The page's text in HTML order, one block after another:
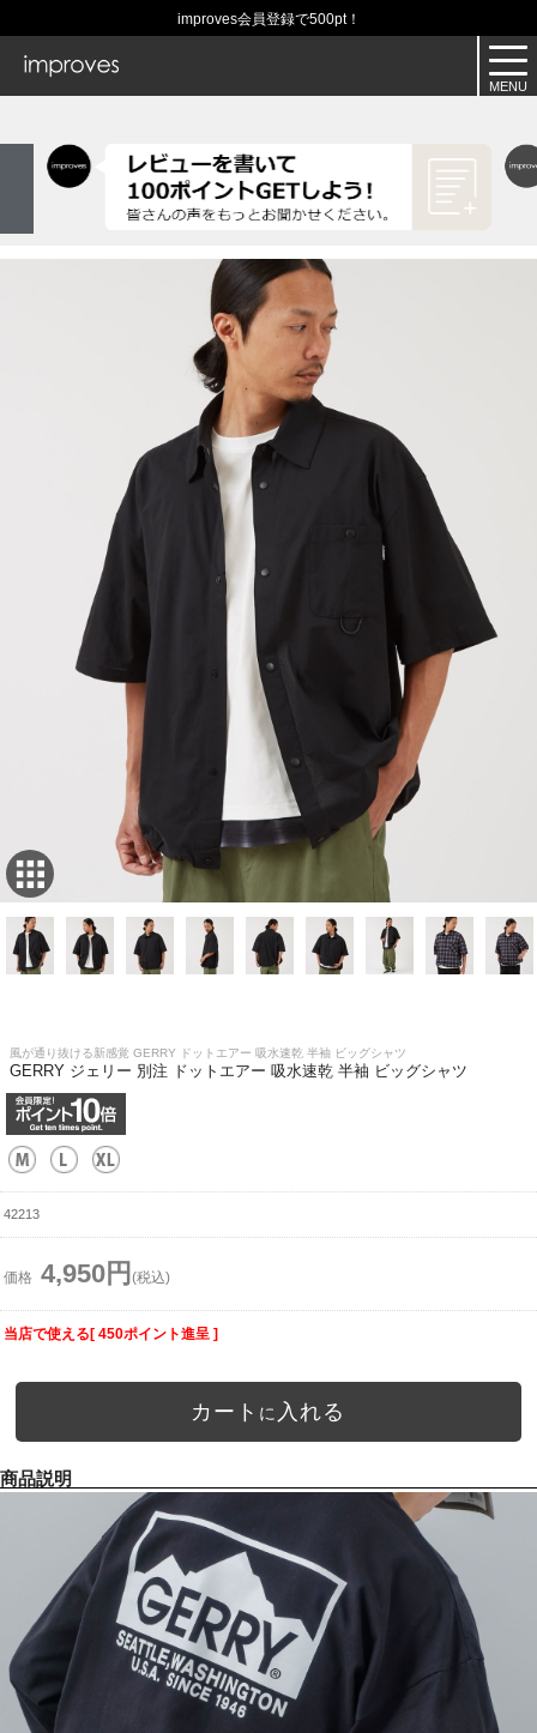
improves会員登録で500pt！
風が通り抜ける新感覚 GERRY ドットエアー 吸水速乾 半袖 ビッグシャツ
GERRY ジェリー 別注 ドットエアー 吸水速乾 半袖 ビッグシャツ
42213
価格 4,950円 (税込)
当店で使える[ 450ポイント進呈 ]
カート に 入れる
商品説明